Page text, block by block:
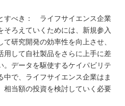
すべき： ライフサイエンス企業
そろえていくためには、新規参入
研究開発の効率性を向上させ、
用して自社製品をさらに上手に差
。データを駆使するケイパビリテ
中で、ライフサイエンス企業はま
相当額の投資を検討していく必要